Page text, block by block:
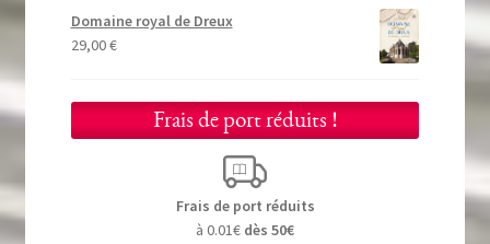
Domaine royal de Dreux
29,00€
Frais de port réduits !
Frais de port réduits
à 0.01€ dès 50€